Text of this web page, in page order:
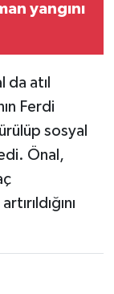
yangını
da atıl
Ferdi
sosyal
Önal,